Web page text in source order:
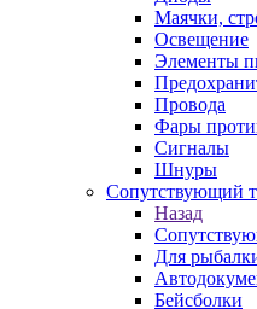
Маячки,
Освещение
Элементы
Провода
Фары
Сигналы
Шнуры
Сопутствующий
Назад
Для
Бейсболки